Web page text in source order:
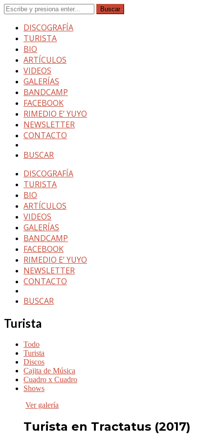
DISCOGRAFÍA
TURISTA
BIO
ARTÍCULOS
VIDEOS
GALERÍAS
BANDCAMP
FACEBOOK
RIMEDIO E’ YUYO
NEWSLETTER
CONTACTO
BUSCAR
DISCOGRAFÍA
TURISTA
BIO
ARTÍCULOS
VIDEOS
GALERÍAS
BANDCAMP
FACEBOOK
RIMEDIO E’ YUYO
NEWSLETTER
CONTACTO
BUSCAR
Turista
Todo
Turista
Discos
Cajita de Música
Cuadro x Cuadro
Shows
Ver galería
Turista en Tractatus (2017)